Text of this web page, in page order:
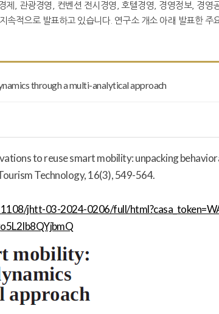
제, 관광경영, 컨벤션 전시경영, 호텔경영, 경영정보, 경영
속적으로 발표하고 있습니다. 연구소 개소 아래 발표한 주
through a multi-analytical approach
to reuse smart mobility: unpacking
Technology,16(3), 549-564.
jhtt-03-2024-0206/full/